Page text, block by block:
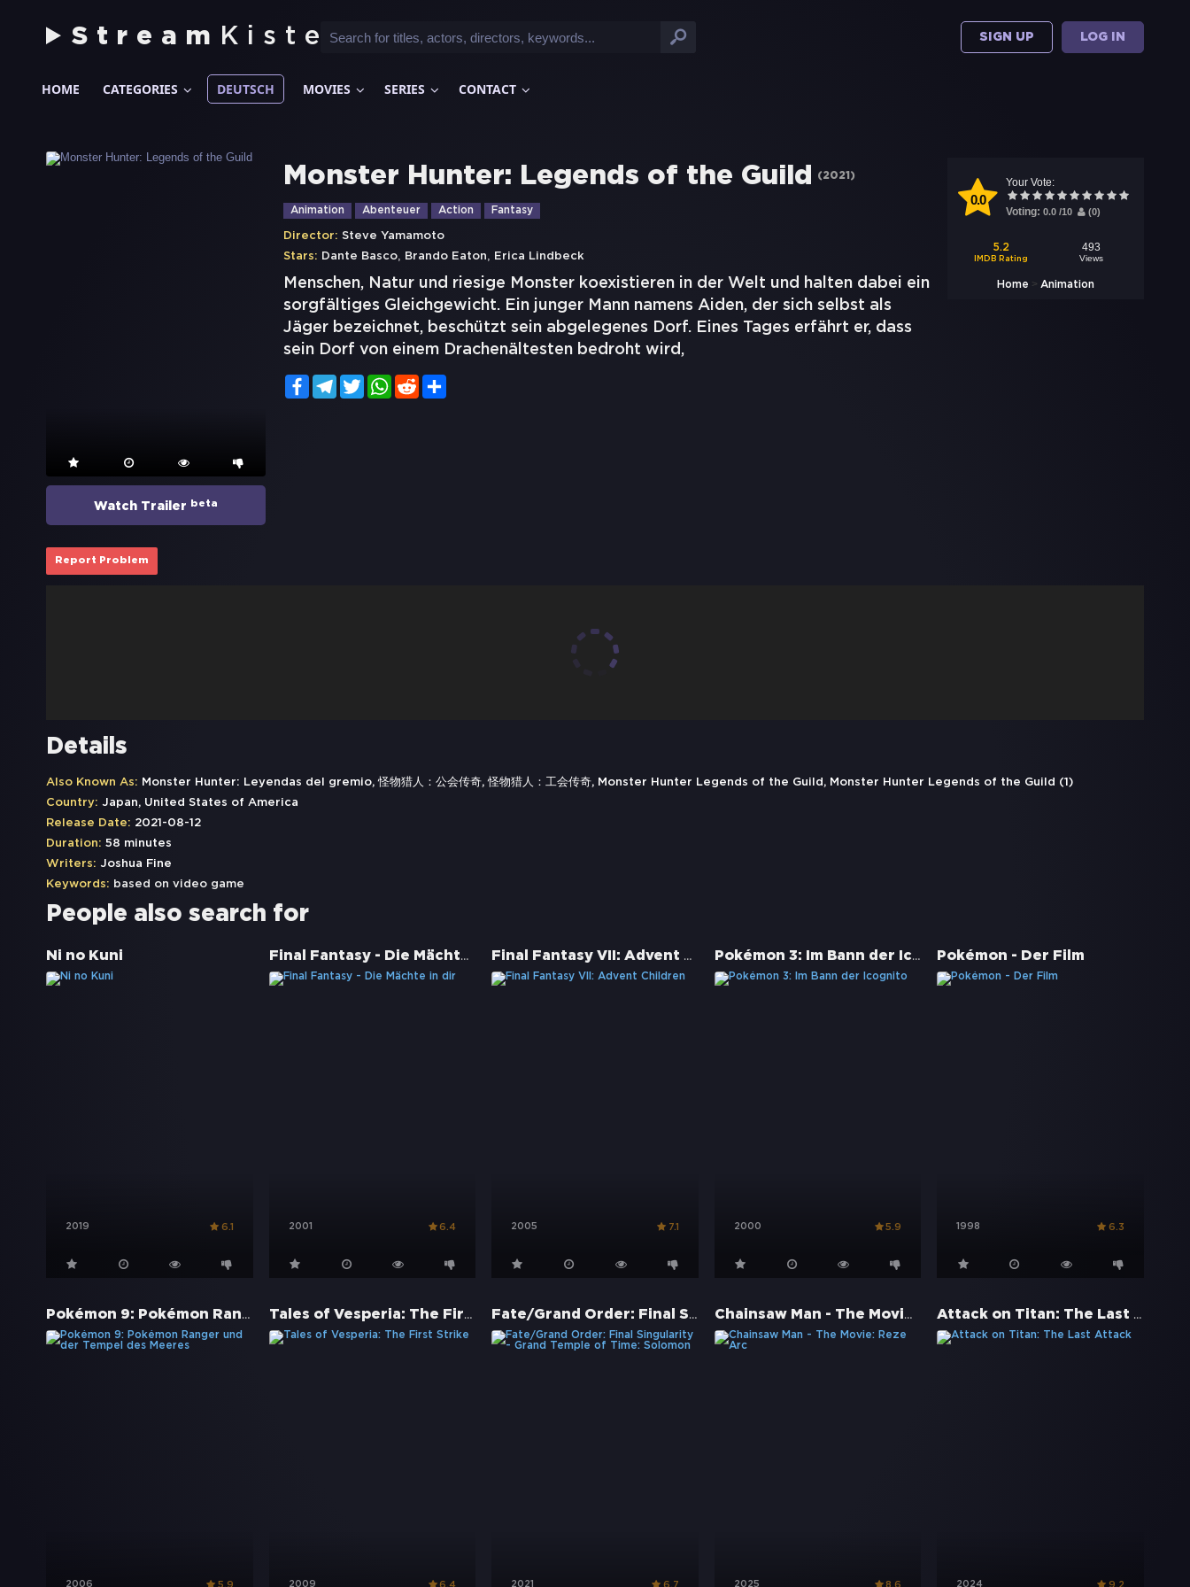
Stream Kiste SIGN UP LOG IN
HOME CATEGORIES DEUTSCH MOVIES SERIES CONTACT
Watch Trailer beta
0.0
Your Vote:
Voting: 0.0 /10 (0)
5.2
IMDB Rating
493
Views
Home > Animation
Monster Hunter: Legends of the Guild (2021 )
Animation Abenteuer Action Fantasy
Director: Steve Yamamoto
Stars: Dante Basco, Brando Eaton, Erica Lindbeck
Menschen, Natur und riesige Monster koexistieren in der Welt und halten dabei ein
sorgfältiges Gleichgewicht. Ein junger Mann namens Aiden, der sich selbst als
Jäger bezeichnet, beschützt sein abgelegenes Dorf. Eines Tages erfährt er, dass
sein Dorf von einem Drachenältesten bedroht wird,
FacebookTelegramTwitterWhatsApp
Reddit
Report Problem
Details
Also Known As: Monster Hunter: Leyendas del gremio, 怪物猎人：公会传奇, 怪物猎人：工会传奇, Monster Hunter Legends of the Guild, Monster Hunter Legends of the Guild (1)
Country: Japan, United States of America
Release Date: 2021-08-12
Duration: 58 minutes
Writers: Joshua Fine
Keywords: based on video game
People also search for
Ni no Kuni
2019 6.1
Final Fantasy - Die Mächte in dir
2001 6.4
Final Fantasy VII: Advent Children
2005 7.1
Pokémon 3: Im Bann der Icognito
2000 5.9
Pokémon - Der Film
1998 6.3
Pokémon 9: Pokémon Ranger und der Tempel des Meeres
2006
Tales of Vesperia: The First Strike
2009
Fate/Grand Order: Final Singularity - Grand Temple of Time: Solomon
2021
Chainsaw Man - The Movie: Reze Arc
2025
Attack on Titan: The Last Attack
2024